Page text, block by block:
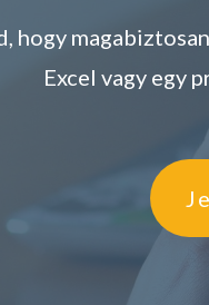
hogy
Excel vagy egy